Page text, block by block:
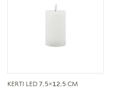
KERTI LED 7,5×12,5 CM